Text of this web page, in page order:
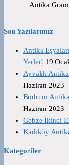
Antika
Son Yazılarımız
Antika
Yerler! 19
Ayvalık Antika
Haziran 2023
Bodrum
Haziran 2023
Gebze İkinci
Kadıköy
Kategoriler